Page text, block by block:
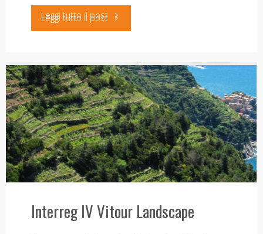
aree
Leggi tutto il post"COREM
Cooperazione
delle
Reti
Ecologiche
nel
Leonardo-IRTA entra nel progetto
Leggi tutto il post"Progetto
(2010-
2015)"
Interreg IV Vitour Landscape